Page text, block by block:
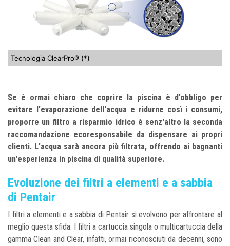
Tecnologia ClearPro® (*)
Se è ormai chiaro che coprire la piscina è d'obbligo per
evitare l'evaporazione dell'acqua e ridurne così i consumi,
proporre un filtro a risparmio idrico è senz'altro la seconda
raccomandazione ecoresponsabile da dispensare ai propri
clienti. L'acqua sarà ancora più filtrata, offrendo ai bagnanti
un'esperienza in piscina di qualità superiore.
Evoluzione dei filtri a elementi e a sabbia
di Pentair
I filtri a elementi e a sabbia di Pentair si evolvono per affrontare al
meglio questa sfida. I filtri a cartuccia singola o multicartuccia della
gamma Clean and Clear, infatti, ormai riconosciuti da decenni, sono